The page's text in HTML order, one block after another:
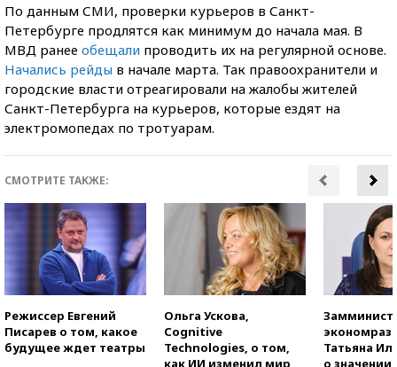
По данным СМИ, проверки курьеров в Санкт-
Петербурге продлятся как минимум до начала мая. В
МВД ранее обещали проводить их на регулярной основе.
Начались рейды в начале марта. Так правоохранители и
городские власти отреагировали на жалобы жителей
Санкт-Петербурга на курьеров, которые ездят на
электромопедах по тротуарам.
СМОТРИТЕ ТАКЖЕ:
Режиссер Евгений
Писарев о том, какое
будущее ждет театры
Ольга Ускова,
Cognitive
Technologies, о том,
как ИИ изменил мир
Татьяна
о значении